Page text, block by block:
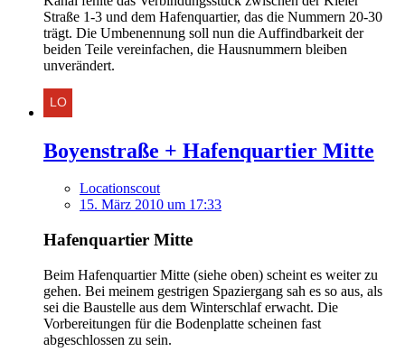
Straße 1-3 und dem Hafenquartier, das die Nummern 20-30
trägt. Die Umbenennung soll nun die Auffindbarkeit der
beiden Teile vereinfachen, die Hausnummern bleiben
unverändert.
Boyenstraße + Hafenquartier Mitte
Locationscout
15. März 2010 um 17:33
Hafenquartier Mitte
Beim Hafenquartier Mitte (siehe oben) scheint es weiter zu
gehen. Bei meinem gestrigen Spaziergang sah es so aus, als
sei die Baustelle aus dem Winterschlaf erwacht. Die
Vorbereitungen für die Bodenplatte scheinen fast
abgeschlossen zu sein.